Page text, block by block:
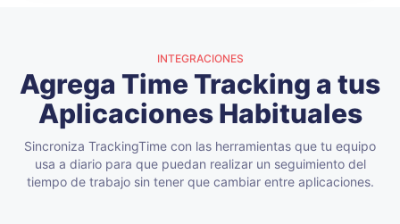
INTEGRACIONES
Agrega Time Tracking a tus
Aplicaciones Habituales
Sincroniza TrackingTime con las herramientas que tu equipo
usa a diario para que puedan realizar un seguimiento del
tiempo de trabajo sin tener que cambiar entre aplicaciones.